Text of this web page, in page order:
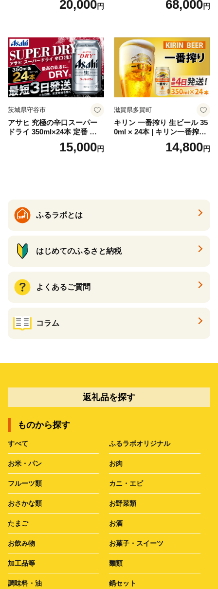
お酒 洋酒 スピリッツ クラフ
セット 詰め合わせ カクテル
ソーダ割り アルコール ロッ
ク ソーダ ジントニック 】
20,000円 68,000円
茨城県守谷市
アサヒ 究極の辛口スーパー
ドライ 350ml×24本 定番 ビー
ル 缶ビール 酒 お酒 アルコー
15,000円
滋賀県多賀町
キリン 一番搾り 生ビール 35
0ml × 24本 | キリン一番搾り
キリンビール 一番搾り ビー
ル 24缶 きりんいちばんしぼ
14,800円
ふるラボとは
はじめてのふるさと納税
よくあるご質問
コラム
返礼品を探す
ものから探す
すべて ふるラボオリジナル
お米・パン お肉
フルーツ類 カニ・エビ
おさかな類 お野菜類
たまご お酒
お飲み物 お菓子・スイーツ
加工品等 麺類
調味料・油 鍋セット